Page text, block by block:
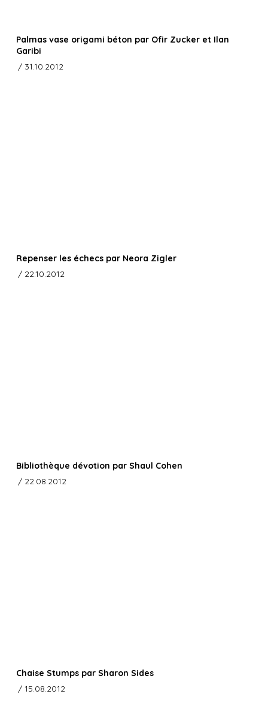
Palmas vase origami béton par Ofir Zucker et Ilan
Garibi
/ 31.10.2012
Repenser les échecs par Neora Zigler
/ 22.10.2012
Bibliothèque dévotion par Shaul Cohen
/ 22.08.2012
Chaise Stumps par Sharon Sides
/ 15.08.2012